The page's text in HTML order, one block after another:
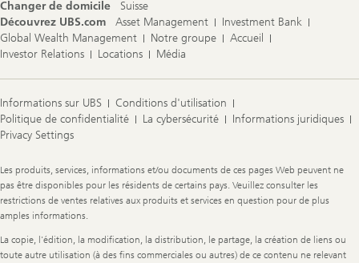
Changer de domicile
Suisse
Découvrez UBS.com
Asset Management
Investment Bank
Global Wealth Management
Notre groupe
Accueil
Investor Relations
Locations Média
Informations sur UBS
Conditions d'utilisation
Politique de confidentialité
La cybersécurité
Informations juridiques
Privacy Settings
Legal
Information
Les produits, services, informations et/ou documents de ces pages Web peuvent ne
pas être disponibles pour les résidents de certains pays. Veuillez consulter les
restrictions de ventes relatives aux produits et services en question pour de plus
amples informations.
La copie, l'édition, la modification, la distribution, le partage, la création de liens ou
toute autre utilisation (à des fins commerciales ou autres) de ce contenu ne relevant